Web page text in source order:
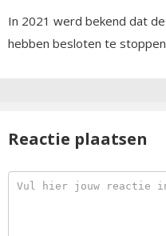
In 2021 werd bekend dat
hebben besloten te
Reactie plaatsen